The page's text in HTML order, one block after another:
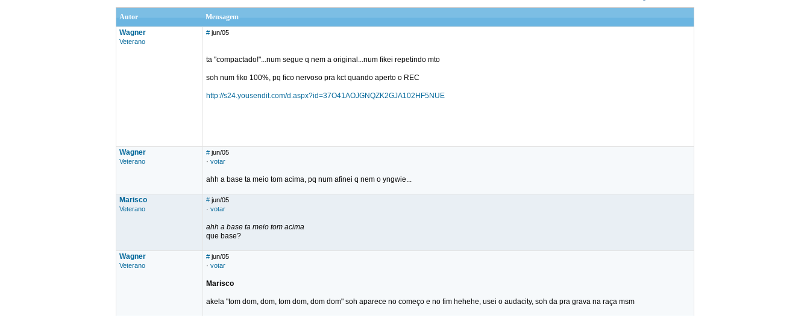
Autor
Mensagem
Wagner
Veterano
# jun/05
ta "compactado!"...num segue q nem a original...num fikei repetindo mto
soh num fiko 100%, pq fico nervoso pra kct quando aperto o REC
http://s24.yousendit.com/d.aspx?id=37O41AOJGNQZK2GJA102HF5NUE
Wagner
Veterano
# jun/05
· votar
ahh a base ta meio tom acima, pq num afinei q nem o yngwie...
Marisco
Veterano
# jun/05
· votar
ahh a base ta meio tom acima
que base?
Wagner
Veterano
# jun/05
· votar
Marisco
akela "tom dom, dom, tom dom, dom dom" soh aparece no começo e no fim hehehe, usei o audacity, soh da pra grava na raça msm